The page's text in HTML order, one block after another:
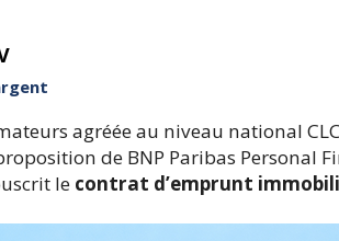
agréée au niveau national
de BNP Paribas Personal
le contrat d’emprunt